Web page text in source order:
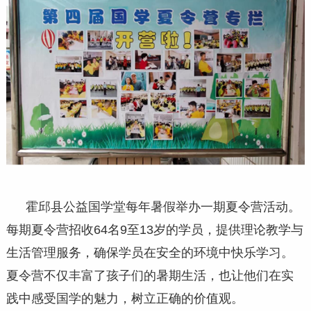
霍邱县公益国学堂每年暑假举办一期夏令营活动。
每期夏令营招收64名9至13岁的学员，提供理论教学与
生活管理服务，确保学员在安全的环境中快乐学习。
夏令营不仅丰富了孩子们的暑期生活，也让他们在实
践中感受国学的魅力，树立正确的价值观。